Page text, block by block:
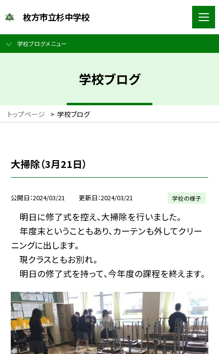
枚方市立杉中学校
学校ブログメニュー
学校ブログ
トップページ > 学校ブログ
大掃除（3月21日）
公開日 2024/03/21 更新日 2024/03/21 学校の様子
明日に修了式を控え、大掃除を行いました。
年度末ということもあり、カーテンも外してクリー
ニングに出します。
現クラスともお別れ。
明日の修了式を持って、今年度の課程を終えます。